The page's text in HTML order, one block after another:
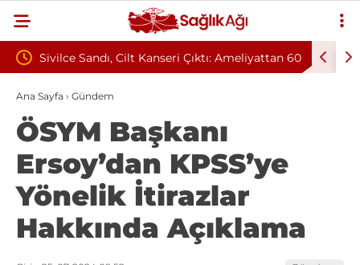
Çıktı: Ameliyattan 60 Baş Dönmesiyle Gitti, Dünyada 68.
Ana Sayfa › Gündem
ÖSYM Başkanı
Ersoy’dan KPSS’ye
Yönelik İtirazlar
Hakkında Açıklama